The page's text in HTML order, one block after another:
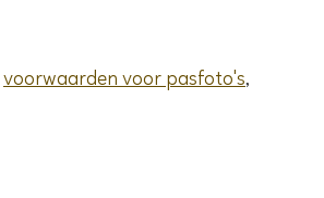
voorwaarden voor pasfoto's,